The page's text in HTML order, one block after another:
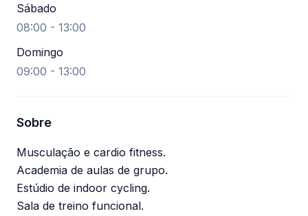
Sábado
08:00 - 13:00
Domingo
09:00 - 13:00
Sobre
Musculação e cardio fitness.
Academia de aulas de grupo.
Estúdio de indoor cycling.
Sala de treino funcional.